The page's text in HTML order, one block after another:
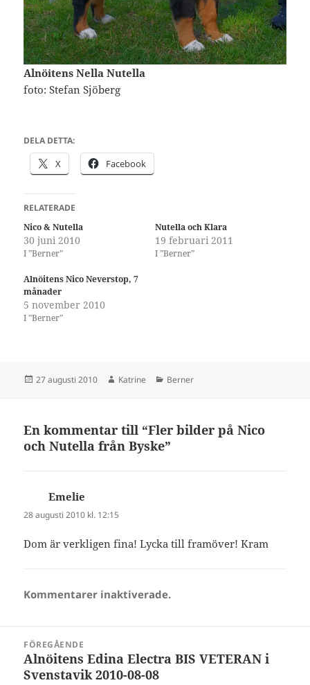
Alnöitens Nella Nutella
foto: Stefan Sjöberg
DELA DETTA:
X Facebook
RELATERADE
Nico & Nutella
30 juni 2010
I ”Berner”
Nutella och Klara
19 februari 2011
I ”Berner”
Alnöitens Nico Neverstop, 7
månader
5 november 2010
I ”Berner”
Postat
27 augusti 2010 Författare
Katrine Kategorier
Berner
En kommentar till “Fler bilder på Nico
och Nutella från Byske”
Emelie
28 augusti 2010 kl. 12:15
Dom är verkligen fina! Lycka till framöver! Kram
Kommentarer inaktiverade.
FÖREGÅENDE
Föregående
inlägg:
Alnöitens Edina Electra BIS VETERAN i
Svenstavik 2010-08-08